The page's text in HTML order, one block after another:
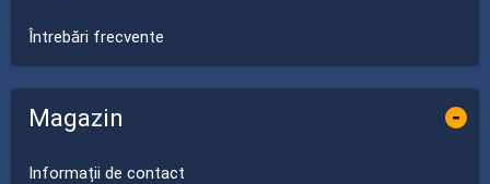
Întrebări frecvente
Magazin -
Informații de contact